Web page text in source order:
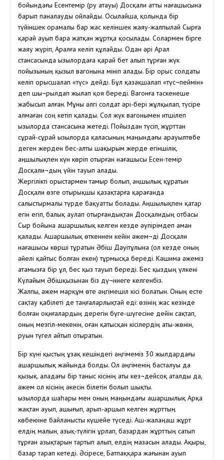
бойындағы Есентемір (ру атауы) Досқали атты нағашысына
барып паналауды ойлайды. Осылайша, қолында бір
түйіншек орамалы бар жас келіншек жаяу-жалпылай Сырға
қарай ауып бара жатқан жұртқа қосылады. Солармен бірге
жаяу жүріп, Аралға келіп құлайды. Одан әрі Арал
стансасында Қызылордаға қарай бет алып тұрған жүк
пойызының қызыл вагонына мініп алады. Бір орыс солдаты
келіп орысшалап «түс» дейді. Бұл қазақшалап «түс¬пеймін»
деп шы¬рылдап жылап қоя береді. Вагонға таскенеше
жабысып алған. Мұны әлгі солдат әрі-бері жұлқылап, түсіре
алмаған соң кетіп қалады. Сол жүк вагонымен итшілеп
Қызылорда стансасына жетеді. Пойыздан түсіп, жұрттан
сұрай-сұрай Қызылорда қаласының маңындағы Қарауылтөбе
деген жерден бес-алты шақырым жерде егіншілік,
аңшылықпен күн көріп отырған нағашысы Есен-темір
Досқали¬дың үйін тауып алады.
Жергілікті орыстармен тамыр болып, аңшылық құратын
Досқали өзге отырықшы қазақтарға қарағанда
салыстырмалы түрде бақуатты болады. Аңшылықпен қатар
егін егіп, балық аулап отырғандықтан Досқалидың отбасы
Сыр бойына ашаршылық келген кезде әупірімдеп аман
қалады. Ашаршылық өткеннен кейін әжем¬ді Досқали
нағашысы көрші тұратын Әбіш Дәуітұлына (ол кезде оның
әйелі қайтыс болған екен) тұрмысқа береді. Кәшима әжеміз
атамызға бір ұл, бес қыз тауып береді. Бес қыздың үлкені
Күлайым Әбішқызынан біз дү¬ниеге келгенбіз.
Жалпы, әжем марқұм өте әңгімешіл кісі болатын. Оның есте
сақтау қабілеті де таңғаларлықтай еді: өзінің жас кезінде
болған оқиғалардың дерегін бүге-шүгесіне дейін сақтап,
оның мезгіл-мекенін, оған қатысқан кісілердің аты-жөнін,
руын түгел айтып отыратын.
Бір күні қыстың ұзақ кешіндегі әңгімеміз 30 жылдардағы
ашаршылық жайында болды. Ол әңгіменің басталуы да
қызық. Қаладағы бір таныс кісінің аты кез¬дейсоқ аталды да,
әжем ол кісінің әкесін білетін болып шықты.
Қызылорда шаһары мен оның маңындағы ашаршылық Арқа
жақтан ауып, ашығып, арып-аршып келген жұрттың
көбеюіне байланысты күшейе түседі. Аш-жалаңаш жұрт
елдің малын, азық-түлігін ұрлап, базардан жұрттың сатып
тұрған азықтарын тартып алып, елдің мазасын алады. Ақыры,
базар тарап кетеді. Әсіресе, Батпаққара жағынан ауып